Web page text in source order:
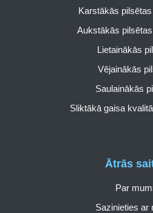
Ātrās
Par
Sazinieties ar
Karstākās
Aukstākās
Lietainākās
Vējainākās
Saulainākās
Sliktākā gaisa